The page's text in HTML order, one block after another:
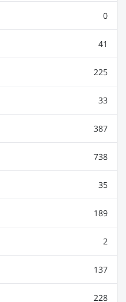
0
41
225
33
387
738
35
189
2
137
228